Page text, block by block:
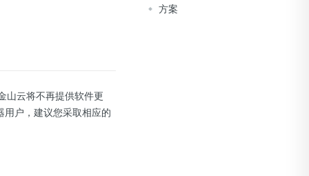
山云将不再提供软件更
户，建议您采取相应的
方案